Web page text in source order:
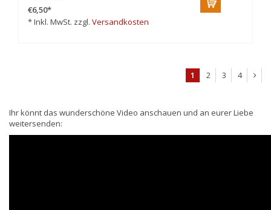
€6,50*
* Inkl. MwSt. zzgl. Versandkosten
1 2 3 4
Ihr könnt das wunderschöne Video anschauen und an eurer Liebe
weitersenden: